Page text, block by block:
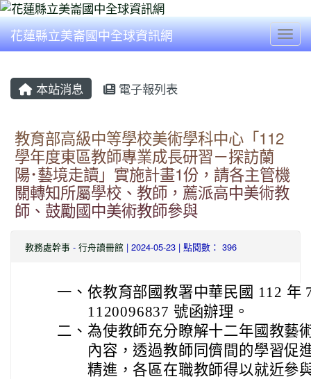
花蓮縣立美崙國中全球資訊網
本站消息 電子報列表
教育部高級中等學校美術學科中心「112
學年度東區教師專業成長研習－探訪蘭
陽･藝境走讀」實施計畫1份，請各主管機
關轉知所屬學校、教師，薦派高中美術教
師、鼓勵國中美術教師參與
教務處幹事 - 行舟讀冊館 | 2024-05-23 | 點閱數： 396
一、 依教育部國教署中華民國 112 年
1120096837 號函辦理。
二、 為使教師充分瞭解十二年國教藝
內容，透過教師同儕間的學習促
精進，各區在職教師得以就近參